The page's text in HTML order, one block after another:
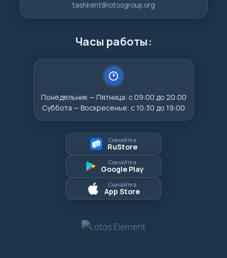
tashkent@lotosgroup.org
Часы работы:
Понедельник — Пятница: с 09:00 до 20:00
Суббота — Воскресенье: с 10:30 до 19:00
Скачайте в
RuStore
Скачайте в
Google Play
Скачайте в
App Store